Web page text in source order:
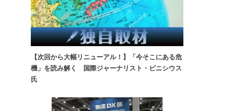
【次回から大幅リニューアル！】「今そこにある危
機」を読み解く 国際ジャーナリスト・ビニシウス
氏